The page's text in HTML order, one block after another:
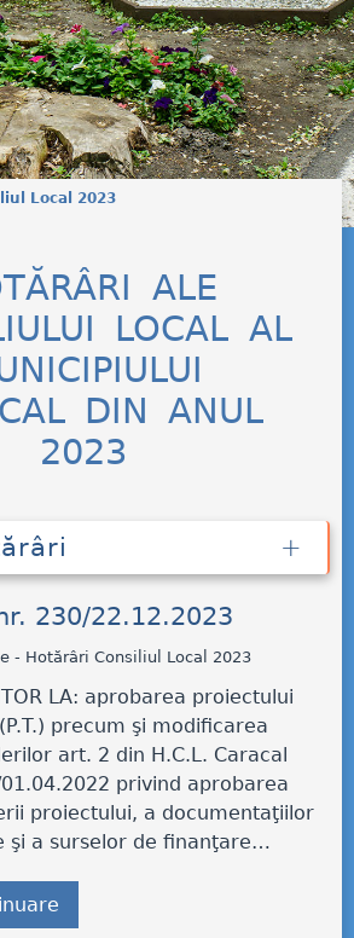
Local 2023
ALE
LOCAL AL
DIN ANUL
2023
230/22.12.2023
- Hotărâri Consiliul Local 2023
LA: aprobarea proiectului
precum şi modificarea
art. 2 din H.C.L. Caracal
privind aprobarea
proiectului, a documentaţiilor
şi a surselor de finanţare…